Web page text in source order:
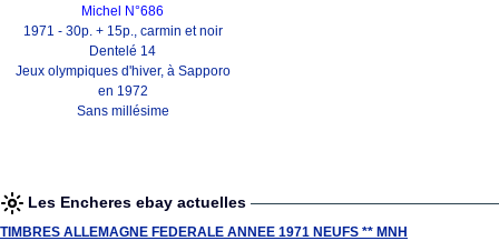
Michel N°686
1971 - 30p. + 15p., carmin et noir
Dentelé 14
Jeux olympiques d'hiver, à Sapporo
en 1972
Sans millésime
Les Encheres ebay actuelles
TIMBRES ALLEMAGNE FEDERALE ANNEE 1971 NEUFS ** MNH